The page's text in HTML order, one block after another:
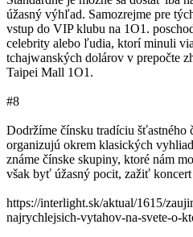
úžasný výhľad. Samozrejme pre
vstup do VIP klubu na 1O1.
celebrity alebo ľudia, ktorí minuli
tchajwanských dolárov v prepočte
Taipei Mall 1O1.
#8
Dodržíme čínsku tradíciu šťastného
organizujú okrem klasických
známe čínske skupiny, ktoré nám
však byť úžasný pocit, zažiť
https://interlight.sk/aktual/1615/
najrychlejsich-vytahov-na-svete-o-